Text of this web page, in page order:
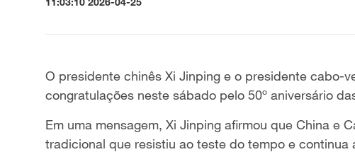
O presidente chinês Xi Jinping e o presidente cabo-
congratulações neste sábado pelo 50º aniversário
Em uma mensagem, Xi Jinping afirmou que China e
tradicional que resistiu ao teste do tempo e continua